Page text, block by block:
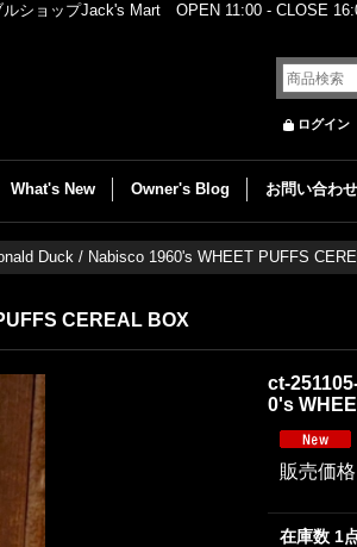
ショップJack's Mart OPEN 11:00 - CLOSE
ログイン
What's New Owner's Blog お問い合わせ
Duck / Nabisco 1960's WHEET PUFFS
CEREAL BOX
ct-
0's
販売価格
在庫数 1